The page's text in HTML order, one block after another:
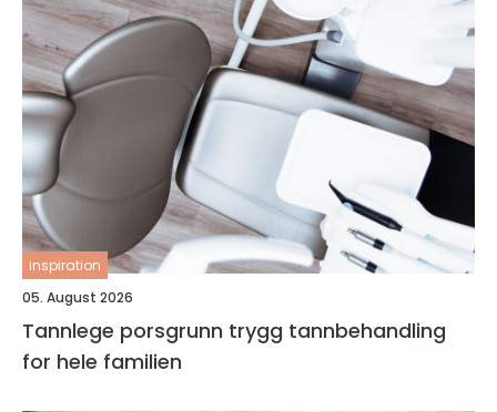
inspiration
05. August 2026
Tannlege porsgrunn trygg tannbehandling
for hele familien